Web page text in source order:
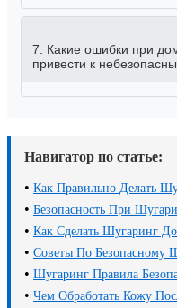
7. Какие ошибки при
привести к
Навигатор по статье:
• Как Правильно Делать
• Безопасность При
• Как Сделать Шугаринг
• Советы По Безопасному
• Шугаринг Правила
• Чем Обработать Кожу